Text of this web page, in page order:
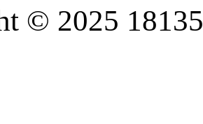
© 2025